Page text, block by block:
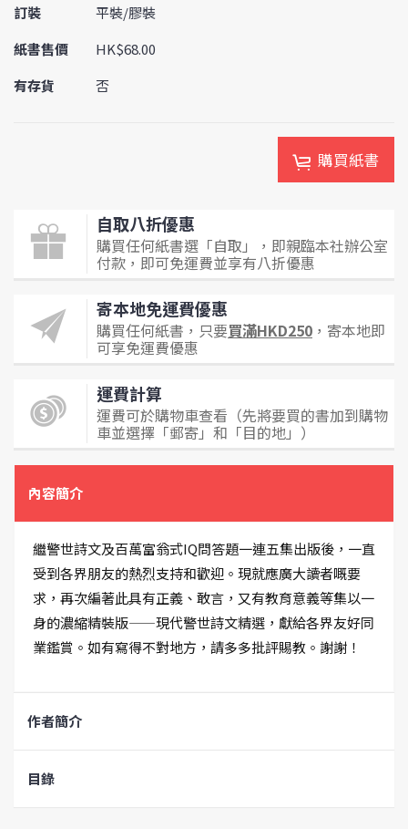
訂裝
平裝/膠裝
紙書售價
HK$68.00
有存貨
否
購買紙書
自取八折優惠
購買任何紙書選「自取」，即親臨本社辦公室
付款，即可免運費並享有八折優惠
寄本地免運費優惠
購買任何紙書，只要買滿HKD250 ，寄本地即
可享免運費優惠
運費計算
運費可於購物車查看（先將要買的書加到購物
車並選擇「郵寄」和「目的地」）
內容簡介
繼警世詩文及百萬富翁式IQ問答題一連五集出版後，一直
受到各界朋友的熱烈支持和歡迎。現就應廣大讀者嘅要
求，再次編著此具有正義、敢言，又有教育意義等集以一
身的濃縮精裝版——現代警世詩文精選，獻給各界友好同
業鑑賞。如有寫得不對地方，請多多批評賜教。謝謝！
作者簡介
目錄